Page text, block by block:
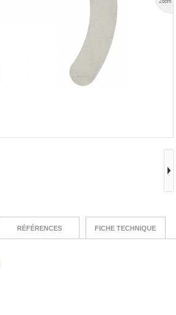
RÉFÉRENCES FICHE TECHNIQUE